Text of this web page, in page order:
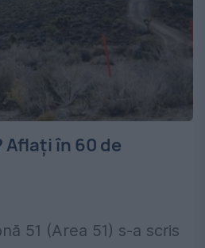
Aflați în 60 de
51 (Area 51) s-a scris